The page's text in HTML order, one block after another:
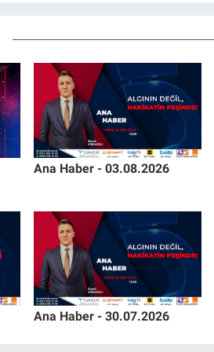
Ana Haber - 03.08.2026
Ana Haber - 30.07.2026